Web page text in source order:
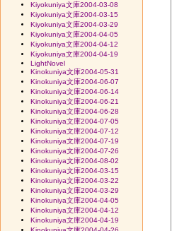
Kiyokuniya文庫2004-03-08
Kiyokuniya文庫2004-03-15
Kiyokuniya文庫2004-03-29
Kiyokuniya文庫2004-04-05
Kiyokuniya文庫2004-04-12
Kiyokuniya文庫2004-04-19
LightNovel
Kinokuniya文庫2004-05-31
Kinokuniya文庫2004-06-07
Kinokuniya文庫2004-06-14
Kinokuniya文庫2004-06-21
Kinokuniya文庫2004-06-28
Kinokuniya文庫2004-07-05
Kinokuniya文庫2004-07-12
Kinokuniya文庫2004-07-19
Kinokuniya文庫2004-07-26
Kinokuniya文庫2004-08-02
Kinokuniya文庫2004-03-15
Kinokuniya文庫2004-03-22
Kinokuniya文庫2004-03-29
Kinokuniya文庫2004-04-05
Kinokuniya文庫2004-04-12
Kinokuniya文庫2004-04-19